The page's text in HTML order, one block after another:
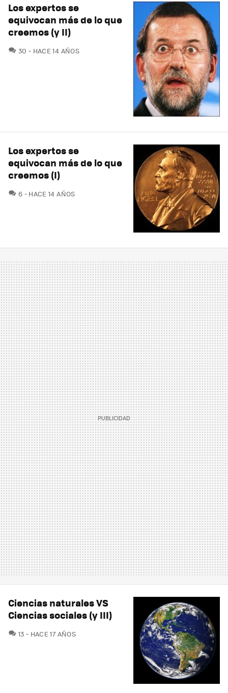
Los expertos se
equivocan más de lo que
creemos (y II)
30 COMENTARIOS
HACE 14 AÑOS
Los expertos se
equivocan más de lo que
creemos (I)
6 COMENTARIOS
HACE 14 AÑOS
Ciencias naturales VS
Ciencias sociales (y III)
13 COMENTARIOS
HACE 17 AÑOS